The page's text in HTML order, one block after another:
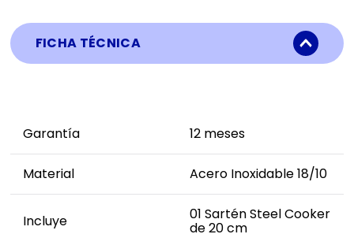
FICHA TÉCNICA
Garantía 12 meses
Material Acero Inoxidable 18/10
Incluye 01 Sartén Steel Cooker
de 20 cm